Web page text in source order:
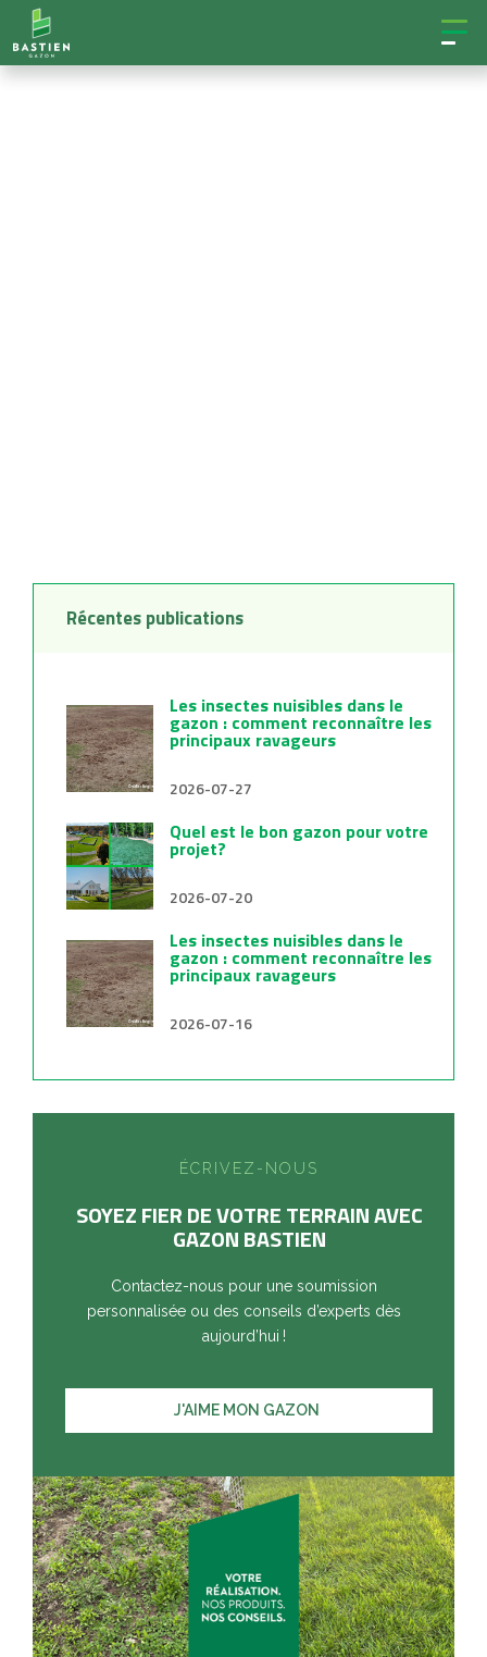
Récentes publications
Les insectes nuisibles dans le
gazon : comment reconnaître les
principaux ravageurs
2026-07-27
Quel est le bon gazon pour votre
projet?
2026-07-20
Les insectes nuisibles dans le
gazon : comment reconnaître les
principaux ravageurs
2026-07-16
ÉCRIVEZ-NOUS
SOYEZ FIER DE VOTRE TERRAIN AVEC
GAZON BASTIEN
Contactez-nous pour une soumission
personnalisée ou des conseils d’experts dès
aujourd’hui !
J'AIME MON GAZON